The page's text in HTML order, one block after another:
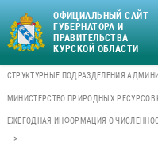
ОФИЦИАЛЬНЫЙ САЙТ
ГУБЕРНАТОРА И
ПРАВИТЕЛЬСТВА
КУРСКОЙ ОБЛАСТИ
СТРУКТУРНЫЕ ПОДРАЗДЕЛЕНИЯ
МИНИСТЕРСТВО ПРИРОДНЫХ РЕСУРСОВ
ЕЖЕГОДНАЯ ИНФОРМАЦИЯ О
>